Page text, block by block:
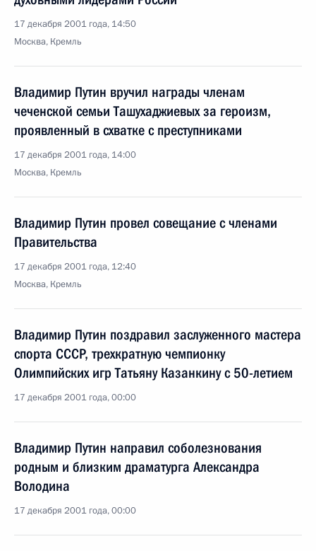
17 декабря 2001 года, 14:50
Москва, Кремль
Владимир Путин вручил награды членам
чеченской семьи Ташухаджиевых за героизм,
проявленный в схватке с преступниками
17 декабря 2001 года, 14:00
Москва, Кремль
Владимир Путин провел совещание с членами
Правительства
17 декабря 2001 года, 12:40
Москва, Кремль
Владимир Путин поздравил заслуженного мастера
спорта СССР, трехкратную чемпионку
Олимпийских игр Татьяну Казанкину с 50-летием
17 декабря 2001 года, 00:00
Владимир Путин направил соболезнования
родным и близким драматурга Александра
Володина
17 декабря 2001 года, 00:00